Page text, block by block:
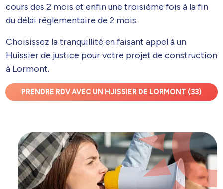
cours des 2 mois et enfin une troisième fois à la fin
du délai réglementaire de 2 mois.
Choisissez la tranquillité en faisant appel à un
Huissier de justice pour votre projet de construction
à Lormont.
PRENDRE RDV AVEC UN HUISSIER DE LORMONT (33)